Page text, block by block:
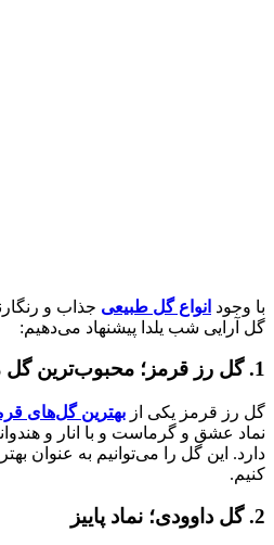
با وجود انواع گل طبیعی جذاب و
گل آرایی شب یلدا پیشنهاد می‌دهیم:
1. گل رز قرمز؛ محبوب‌ترین گل مخصوص شب یلدا
گل رز قرمز یکی از بهترین گل‌های
نماد عشق و گرماست و با انار و
دارد. این گل را می‌توانیم به عنوان
کنیم.
2. گل داوودی؛ نماد پاییز